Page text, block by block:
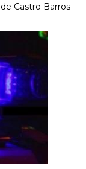
Castro Barros